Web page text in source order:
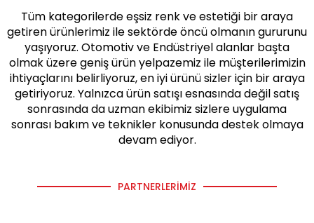
Tüm kategorilerde eşsiz renk ve estetiği bir araya
getiren ürünlerimiz ile sektörde öncü olmanın gururunu
yaşıyoruz. Otomotiv ve Endüstriyel alanlar başta
olmak üzere geniş ürün yelpazemiz ile müşterilerimizin
ihtiyaçlarını belirliyoruz, en iyi ürünü sizler için bir araya
getiriyoruz. Yalnızca ürün satışı esnasında değil satış
sonrasında da uzman ekibimiz sizlere uygulama
sonrası bakım ve teknikler konusunda destek olmaya
devam ediyor.
PARTNERLERIMIZ